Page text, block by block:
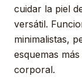
cuidar la piel
versátil.
minimalistas,
esquemas
corporal.